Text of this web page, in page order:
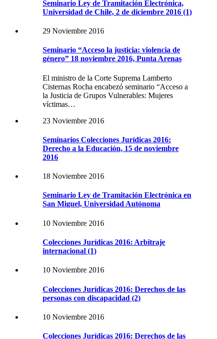
Seminario Ley de Tramitación Electrónica,
Universidad de Chile, 2 de diciembre 2016 (1)
29 Noviembre 2016
Seminario “Acceso la justicia: violencia de
género” 18 noviembre 2016, Punta Arenas
El ministro de la Corte Suprema Lamberto
Cisternas Rocha encabezó seminario “Acceso a
la Justicia de Grupos Vulnerables: Mujeres
víctimas…
23 Noviembre 2016
Seminarios Colecciones Jurídicas 2016:
Derecho a la Educación, 15 de noviembre
2016
18 Noviembre 2016
Seminario Ley de Tramitación Electrónica en
San Miguel, Universidad Autónoma
10 Noviembre 2016
Colecciones Jurídicas 2016: Arbitraje
internacional (1)
10 Noviembre 2016
Colecciones Jurídicas 2016: Derechos de las
personas con discapacidad (2)
10 Noviembre 2016
Colecciones Jurídicas 2016: Derechos de las